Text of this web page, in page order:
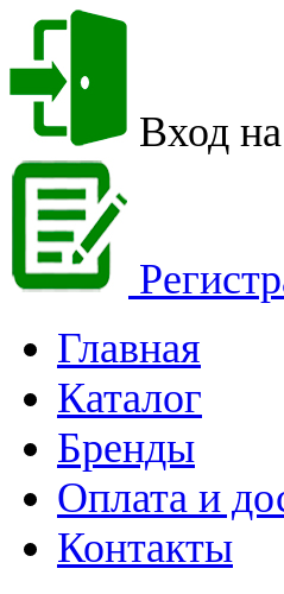
Вход
Главная
Каталог
Бренды
Оплата и
Контакты